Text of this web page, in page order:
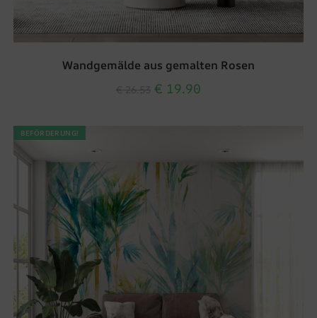
Wandgemälde aus gemalten Rosen
€ 19.90
BEFÖRDERUNG!